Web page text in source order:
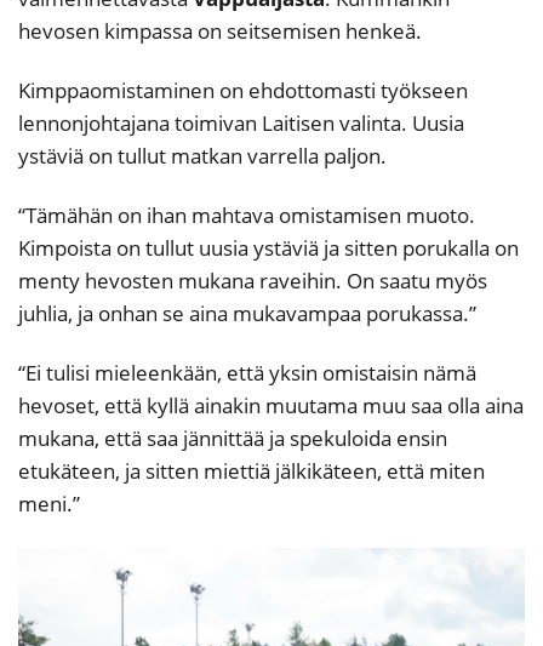
hevosen kimpassa on seitsemisen henkeä.
Kimppaomistaminen on ehdottomasti työkseen
lennonjohtajana toimivan Laitisen valinta. Uusia
ystäviä on tullut matkan varrella paljon.
“Tämähän on ihan mahtava omistamisen muoto.
Kimpoista on tullut uusia ystäviä ja sitten porukalla on
menty hevosten mukana raveihin. On saatu myös
juhlia, ja onhan se aina mukavampaa porukassa.”
“Ei tulisi mieleenkään, että yksin omistaisin nämä
hevoset, että kyllä ainakin muutama muu saa olla aina
mukana, että saa jännittää ja spekuloida ensin
etukäteen, ja sitten miettiä jälkikäteen, että miten
meni.”